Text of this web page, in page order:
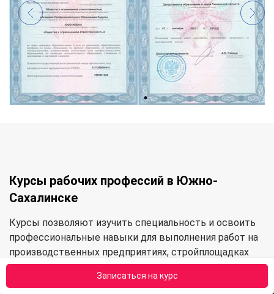
Записаться на курс
Курсы рабочих профессий в Южно-
Сахалинске
Курсы позволяют изучить специальность и освоить
профессиональные навыки для выполнения работ на
производственных предприятиях, стройплощадках
или других объектах. В нашем центре обучения можно
освоить следующие категории профессий: